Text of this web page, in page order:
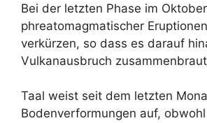
Bei der letzten Phase im
phreatomagmatischer
verkürzen, so dass es darauf
Vulkanausbruch
Taal weist seit dem letzten
Bodenverformungen auf,